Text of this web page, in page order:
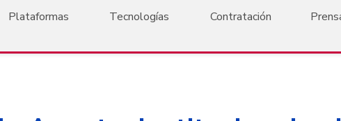
Plataformas Tecnologías Contratación